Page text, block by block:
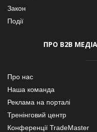
Закон
Події
ПРО В2В
Про нас
Наша команда
Реклама на порталі
Тренінговий центр
Конференції TradeMaster